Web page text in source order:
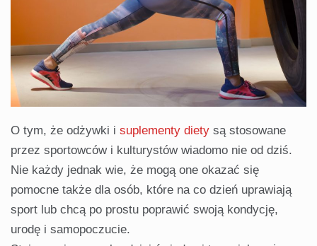
O tym, że odżywki i suplementy diety są stosowane
przez sportowców i kulturystów wiadomo nie od dziś.
Nie każdy jednak wie, że mogą one okazać się
pomocne także dla osób, które na co dzień uprawiają
sport lub chcą po prostu poprawić swoją kondycję,
urodę i samopoczucie.